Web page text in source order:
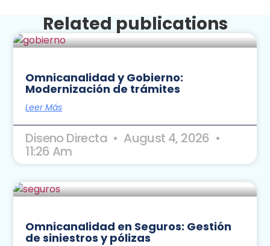
Related publications
Omnicanalidad y Gobierno:
Modernización de trámites
Leer Más
Diseno Directa August 4, 2026
11:26 Am
Omnicanalidad en Seguros: Gestión
de siniestros y pólizas